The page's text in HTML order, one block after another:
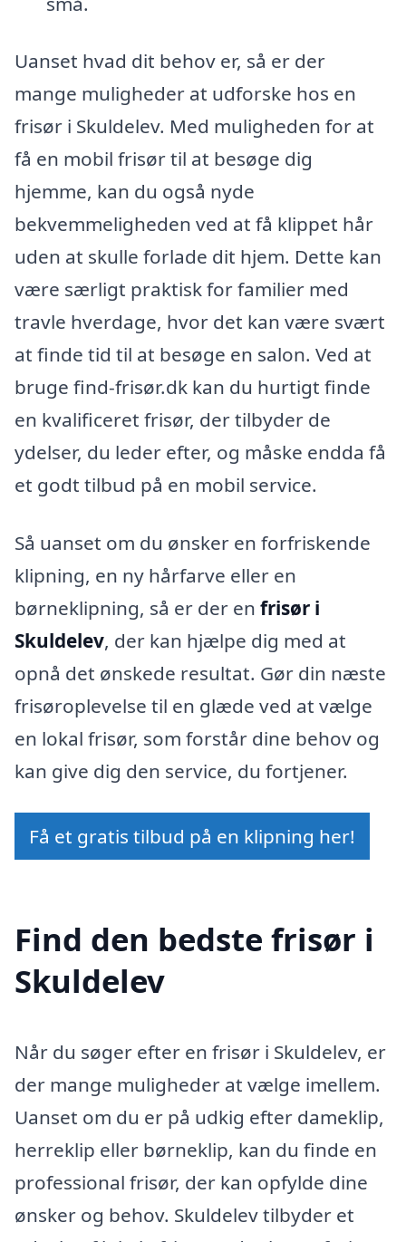
Uanset hvad dit behov er, så er der
mange muligheder at udforske hos en
frisør i Skuldelev. Med muligheden for at
få en mobil frisør til at besøge dig
hjemme, kan du også nyde
bekvemmeligheden ved at få klippet hår
uden at skulle forlade dit hjem. Dette kan
være særligt praktisk for familier med
travle hverdage, hvor det kan være svært
at finde tid til at besøge en salon. Ved at
bruge find-frisør.dk kan du hurtigt finde
en kvalificeret frisør, der tilbyder de
ydelser, du leder efter, og måske endda få
et godt tilbud på en mobil service.
Så uanset om du ønsker en forfriskende
klipning, en ny hårfarve eller en
børneklipning, så er der en frisør i
Skuldelev, der kan hjælpe dig med at
opnå det ønskede resultat. Gør din næste
frisøroplevelse til en glæde ved at vælge
en lokal frisør, som forstår dine behov og
kan give dig den service, du fortjener.
Få et gratis tilbud på en klipning her!
Find den bedste frisør i
Skuldelev
Når du søger efter en frisør i Skuldelev, er
der mange muligheder at vælge imellem.
Uanset om du er på udkig efter dameklip,
herreklip eller børneklip, kan du finde en
professional frisør, der kan opfylde dine
ønsker og behov. Skuldelev tilbyder et